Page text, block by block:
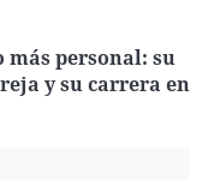
más personal: su
y su carrera en